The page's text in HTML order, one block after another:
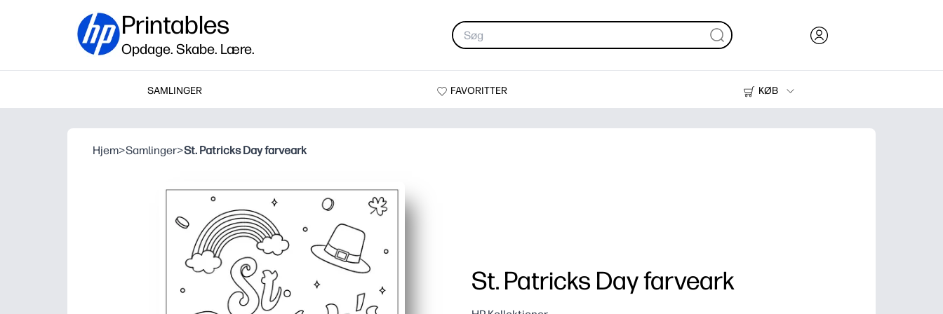
Printables
Opdage. Skabe. Lære.
SAMLINGER FAVORITTER
KØB
Printere
Hjem>Samlinger>St. Patricks Day farveark
St. Patricks Day farveark